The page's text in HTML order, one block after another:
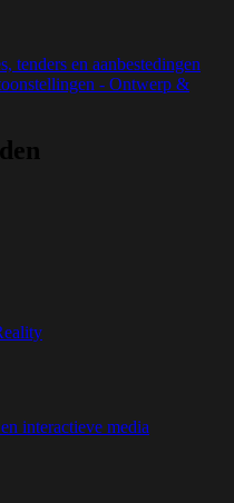
tenders en aanbestedingen
- Ontwerp &
interactieve media